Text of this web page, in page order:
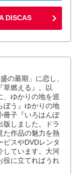
DISCAS
の最期」に恋し、
草燃える』。以
、ゆかりの地を巡
ぼう』ゆかりの地
冊子『いろはんぽ
版しました。ドラ
た作品の魅力を熱
ビスやDVDレンタ
しています。大河
役に立てればうれ